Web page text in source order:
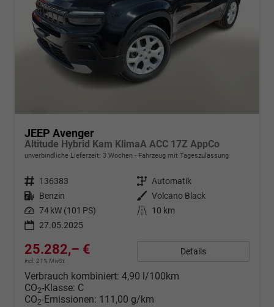
JEEP Avenger
Altitude Hybrid Kam KlimaA ACC 17Z AppCo
unverbindliche Lieferzeit: 3 Wochen Fahrzeug mit Tageszulassung
Fahrzeugnr. 136383 Getriebe Automatik
Kraftstoff Benzin Außenfarbe Volcano Black
Leistung 74 kW (101 PS) Kilometerstand
10 km
27.05.2025
25.282,– €
incl. 21% MwSt.
Details
Verbrauch kombiniert: 4,90 l/100km
CO2-Klasse: C
CO2-Emissionen: 111,00 g/km